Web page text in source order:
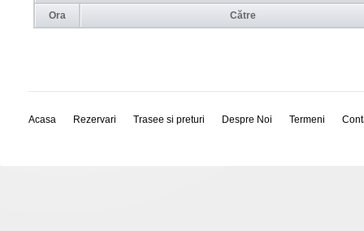
Ora Către
Acasa Rezervari Trasee si preturi Despre Noi Termeni